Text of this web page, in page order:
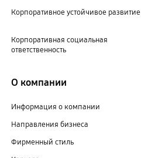
Корпоративное устойчивое развитие
Корпоративная социальная
ответственность
О компании
Информация о компании
Направления бизнеса
Фирменный стиль